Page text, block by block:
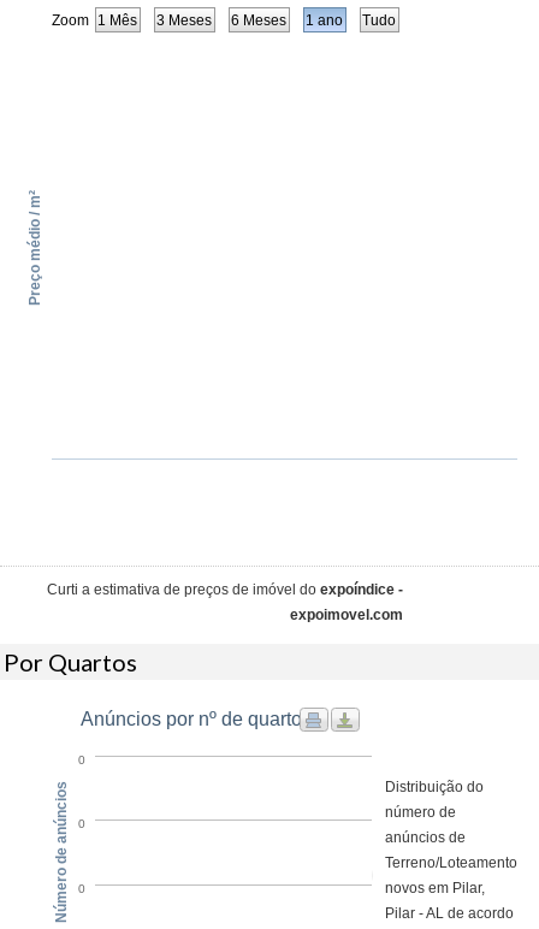
Zoom
Preço médio / m²
1 Mês 3 Meses 6 Meses 1 ano Tudo
Curti a estimativa de preços de imóvel do expoíndice -
expoimovel.com
Por Quartos
Anúncios por nº de quarto
0
0
0
Número de anúncios
Distribuição do
número de
anúncios de
Terreno/Loteamento
novos em Pilar,
Pilar - AL de acordo